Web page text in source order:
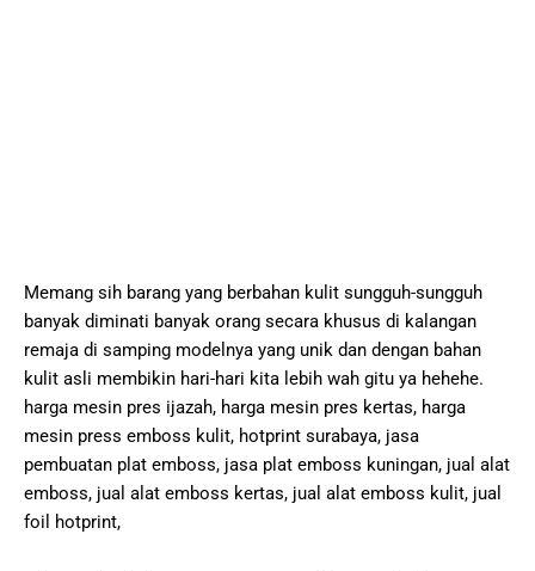
Memang sih barang yang berbahan kulit sungguh-sungguh
banyak diminati banyak orang secara khusus di kalangan
remaja di samping modelnya yang unik dan dengan bahan
kulit asli membikin hari-hari kita lebih wah gitu ya hehehe.
harga mesin pres ijazah, harga mesin pres kertas, harga
mesin press emboss kulit, hotprint surabaya, jasa
pembuatan plat emboss, jasa plat emboss kuningan, jual alat
emboss, jual alat emboss kertas, jual alat emboss kulit, jual
foil hotprint,